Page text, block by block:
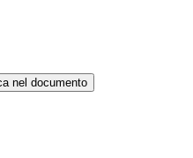
nel documento